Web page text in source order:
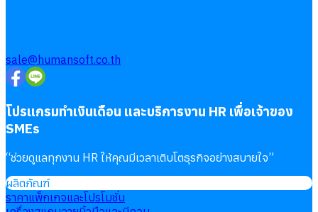
sale@humansoft.co.th
โปรแกรมทำเงินเดือน และบริการงาน HR เพื่อเจ้าของ
SMEs
“ช่วยดูแลทุกงาน HR ให้คุณมีเวลาเติบโตธุรกิจอย่างสบายใจ”
ผลิตภัณฑ์
ราคาแพ็กเกจและโปรโมชั่น